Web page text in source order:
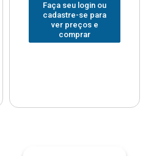
Faça seu login ou
cadastre-se para
ver preços e
comprar